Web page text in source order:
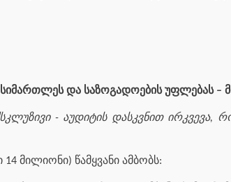
სიმართლეს და საზოგადოების უფლებას –
- აუდიტის დასკვნით ირკვევა,
მილიონი) წამყვანი ამბობს: